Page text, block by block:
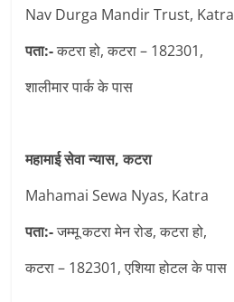
Nav Durga Mandir Trust, Katra
पता:-कटरा हो, कटरा – 182301,
शालीमार पार्क के पास
महामाई सेवा न्यास, कटरा
Mahamai Sewa Nyas, Katra
पता:-जम्मू कटरा मेन रोड, कटरा हो,
कटरा – 182301, एशिया होटल के पास